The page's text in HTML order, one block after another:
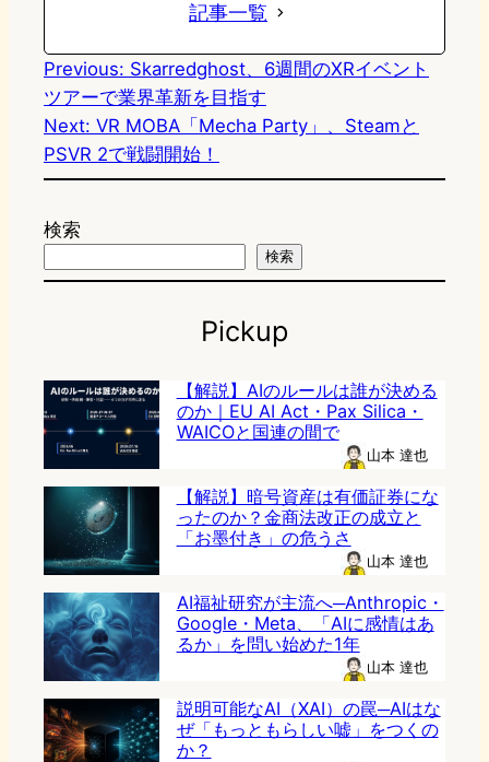
記事一覧
Previous: Skarredghost、6週間のXRイベント
ツアーで業界革新を目指す
Next: VR MOBA「Mecha Party」、Steamと
PSVR 2で戦闘開始！
検索
検索
Pickup
【解説】AIのルールは誰が決める
のか｜EU AI Act・Pax Silica・
WAICOと国連の間で
山本 達也
【解説】暗号資産は有価証券にな
ったのか？金商法改正の成立と
「お墨付き」の危うさ
山本 達也
AI福祉研究が主流へ─Anthropic・
Google・Meta、「AIに感情はあ
るか」を問い始めた1年
山本 達也
説明可能なAI（XAI）の罠─AIはな
ぜ「もっともらしい嘘」をつくの
か？